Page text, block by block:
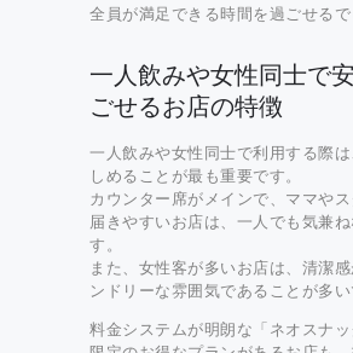
全員が満足できる時間を過ごせるで
一人飲みや女性同士で
ごせるお店の特徴
一人飲みや女性同士で利用する際
しめることが最も重要です。
カウンター席がメインで、ママや
届きやすいお店は、一人でも気兼
す。
また、女性客が多いお店は、清潔
ンドリーな雰囲気であることが多い
料金システムが明朗な「ネオスナ